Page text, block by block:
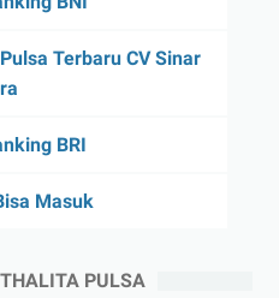
Terbaru CV Sinar
BRI
Masuk
PULSA